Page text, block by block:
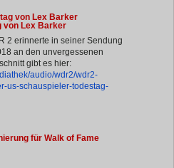
von Lex Barker
von Lex Barker
2 erinnerte in seiner Sendung
an den unvergessenen
gibt es hier:
audio/wdr2/wdr2-
us-schauspieler-todestag-
für Walk of Fame